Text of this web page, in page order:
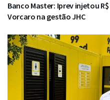
Banco Master: Iprev injetou
Vorcaro na gestão JHC